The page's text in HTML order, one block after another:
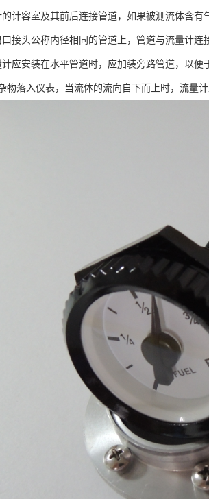
计容室及其前后连接管道，如果被测流体含有
接头公称内径相同的管道上，管道与流量计连
应安装在水平管道时，应加装旁路管道，以
物落入仪表，当流体的流向自下而上时，流量